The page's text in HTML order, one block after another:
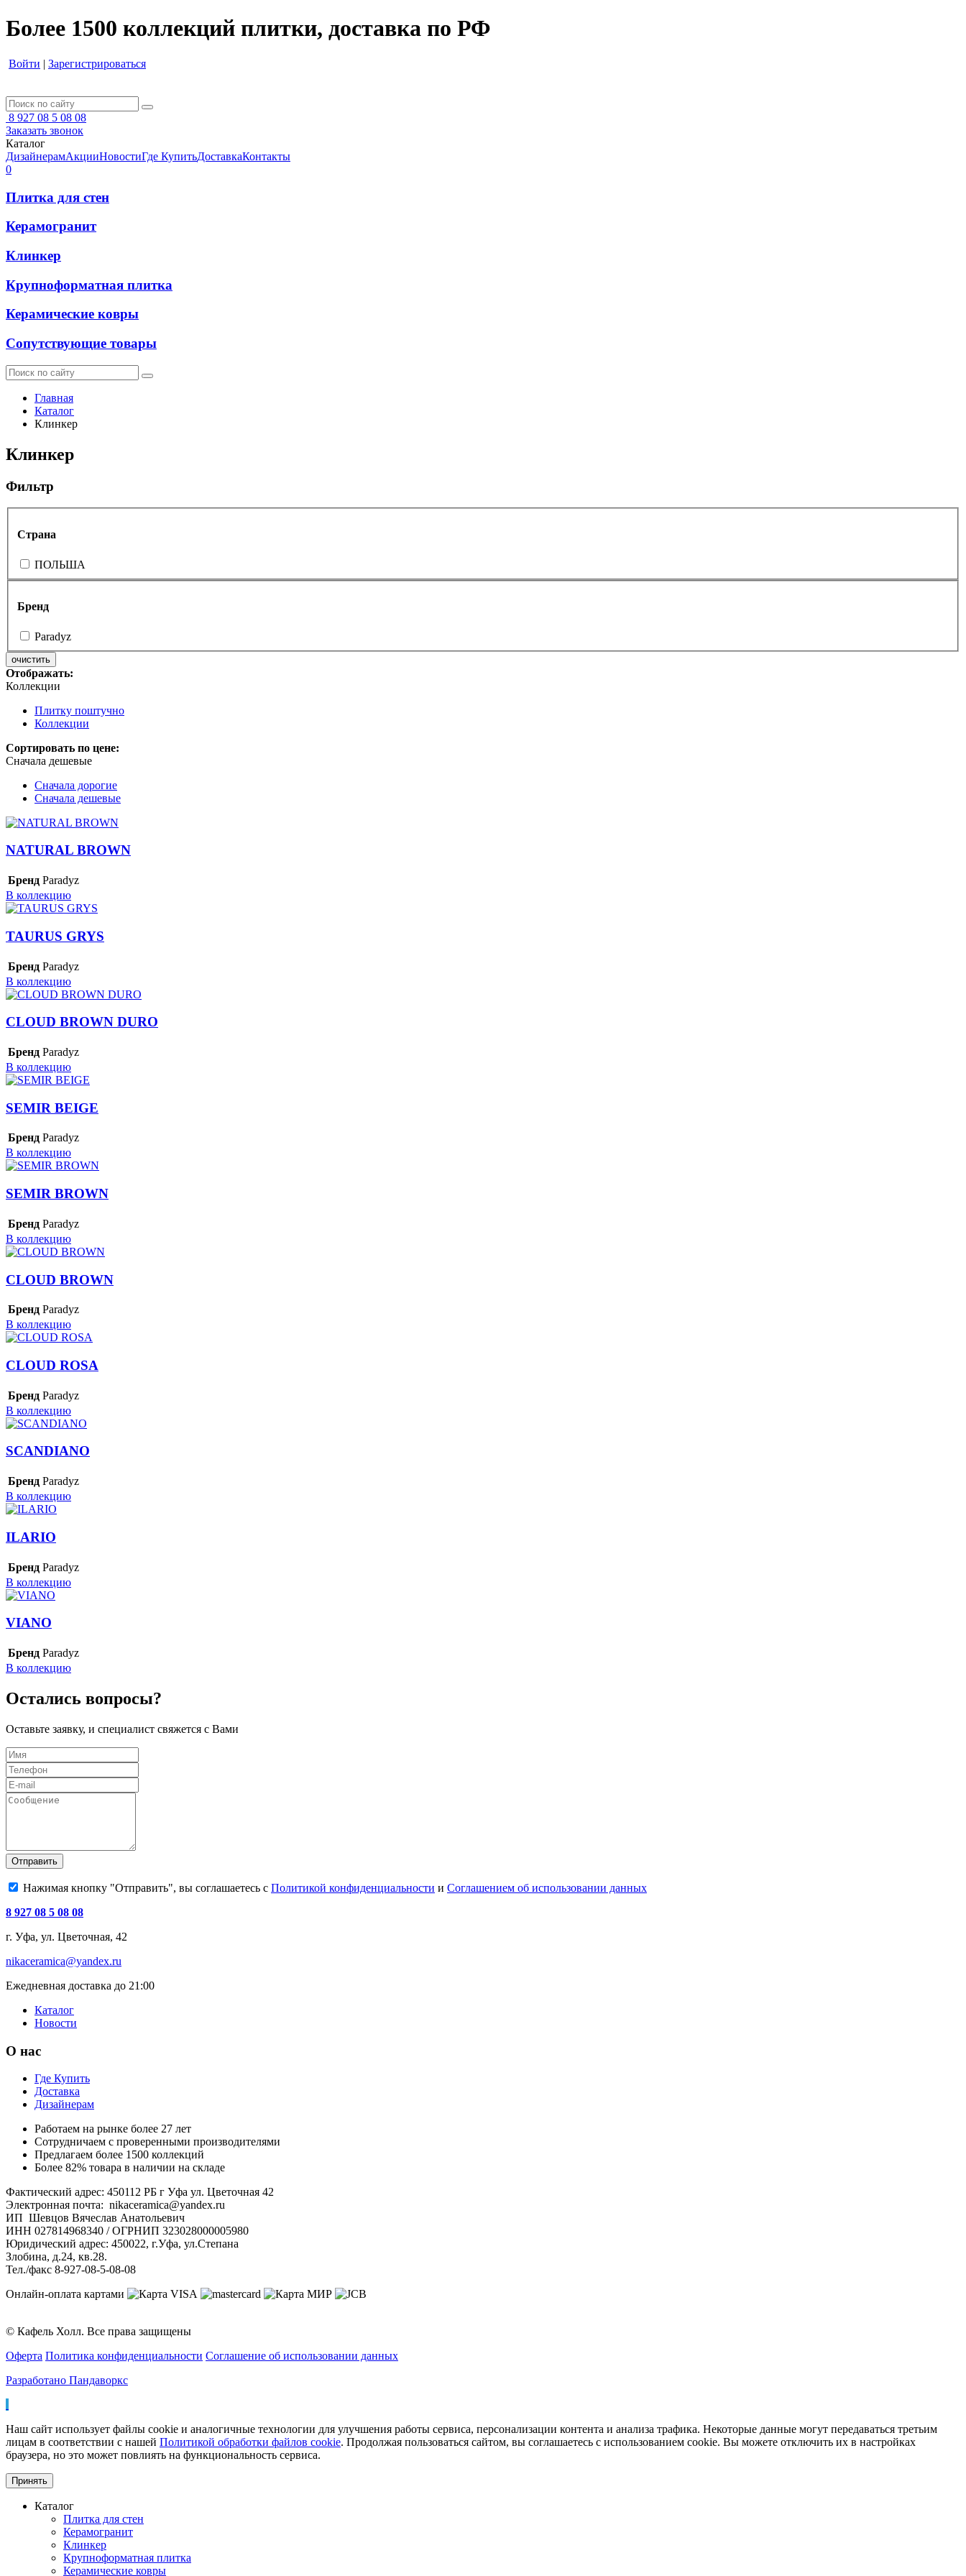
Более 1500 коллекций плитки, доставка по РФ
Войти | Зарегистрироваться
8 927 08 5 08 08
Заказать звонок
Каталог
ДизайнерамАкцииНовостиГде КупитьДоставкаКонтакты
0
Плитка для стен
Керамогранит
Клинкер
Крупноформатная плитка
Керамические ковры
Сопутствующие товары
Главная
Каталог
Клинкер
Клинкер
Фильтр
Страна
ПОЛЬША
Бренд
Paradyz
очистить
Отображать:
Коллекции
Плитку поштучно
Коллекции
Сортировать по цене:
Сначала дешевые
Сначала дорогие
Сначала дешевые
NATURAL BROWN
Бренд Paradyz
В коллекцию
TAURUS GRYS
Бренд Paradyz
В коллекцию
CLOUD BROWN DURO
Бренд Paradyz
В коллекцию
SEMIR BEIGE
Бренд Paradyz
В коллекцию
SEMIR BROWN
Бренд Paradyz
В коллекцию
CLOUD BROWN
Бренд Paradyz
В коллекцию
CLOUD ROSA
Бренд Paradyz
В коллекцию
SCANDIANO
Бренд Paradyz
В коллекцию
ILARIO
Бренд Paradyz
В коллекцию
VIANO
Бренд Paradyz
В коллекцию
Остались вопросы?
Оставьте заявку, и специалист свяжется с Вами
Отправить
Нажимая кнопку "Отправить", вы соглашаетесь с Политикой конфиденциальности и Соглашением об использовании данных
8 927 08 5 08 08
г. Уфа, ул. Цветочная, 42
nikaceramica@yandex.ru
Ежедневная доставка до 21:00
Каталог
Новости
О нас
Где Купить
Доставка
Дизайнерам
Работаем на рынке более 27 лет
Сотрудничаем с проверенными производителями
Предлагаем более 1500 коллекций
Более 82% товара в наличии на складе
Фактический адрес: 450112 РБ г Уфа ул. Цветочная 42
Электронная почта: nikaceramica@yandex.ru
ИП Шевцов Вячеслав Анатольевич
ИНН 027814968340 / ОГРНИП 323028000005980
Юридический адрес: 450022, г.Уфа, ул.Степана
Злобина, д.24, кв.28.
Тел./факс 8-927-08-5-08-08
Онлайн-оплата картами
© Кафель Холл. Все права защищены
Оферта Политика конфиденциальности Соглашение об использовании данных
Разработано Пандаворкс
Наш сайт использует файлы cookie и аналогичные технологии для улучшения работы сервиса, персонализации контента и анализа трафика. Некоторые данные могут передаваться третьим
лицам в соответствии с нашей Политикой обработки файлов cookie. Продолжая пользоваться сайтом, вы соглашаетесь с использованием cookie. Вы можете отключить их в настройках
браузера, но это может повлиять на функциональность сервиса.
Принять
Каталог
Плитка для стен
Керамогранит
Клинкер
Крупноформатная плитка
Керамические ковры